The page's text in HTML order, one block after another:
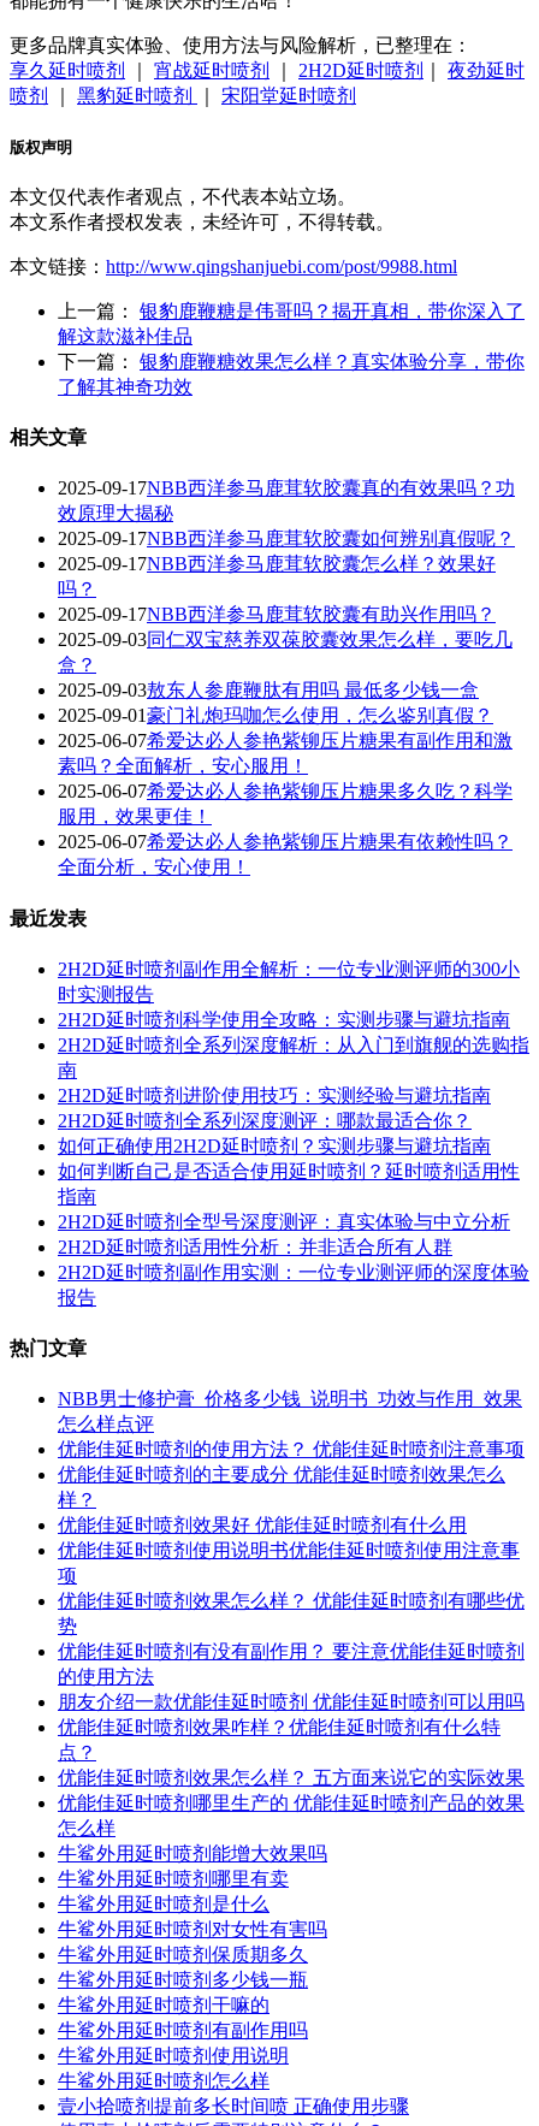
更多品牌真实体验、使用方法与风险解析，已整理在：
享久延时喷剂
宵战延时喷剂 2H2D延时喷剂
夜劲延时
喷剂
黑豹延时喷剂 宋阳堂延时喷剂
版权声明
本文仅代表作者观点，不代表本站立场。
本文系作者授权发表，未经许可，不得转载。
本文链接： http://www.qingshanjuebi.com/post/9988.html
上一篇： 银豹鹿鞭糖是伟哥吗？揭开真相，带你深入了
解这款滋补佳品
下一篇： 银豹鹿鞭糖效果怎么样？真实体验分享，带你
了解其神奇功效
相关文章
2025-09-17NBB西洋参马鹿茸软胶囊真的有效果吗？功
效原理大揭秘
2025-09-17NBB西洋参马鹿茸软胶囊如何辨别真假呢？
2025-09-17‌NBB西洋参马鹿茸软胶囊怎么样？效果好
吗？‌
2025-09-17NBB西洋参马鹿茸软胶囊有助兴作用吗？
2025-09-03同仁双宝慈养双葆胶囊效果怎么样，要吃几
盒？
2025-09-03敖东人参鹿鞭肽有用吗 最低多少钱一盒
2025-09-01豪门礼炮玛咖怎么使用，怎么鉴别真假？
2025-06-07希爱达必人参艳紫铆压片糖果有副作用和激
素吗？全面解析，安心服用！
2025-06-07希爱达必人参艳紫铆压片糖果多久吃？科学
服用，效果更佳！
2025-06-07希爱达必人参艳紫铆压片糖果有依赖性吗？
全面分析，安心使用！
最近发表
2H2D延时喷剂副作用全解析：一位专业测评师的300小
时实测报告
2H2D延时喷剂科学使用全攻略：实测步骤与避坑指南
2H2D延时喷剂全系列深度解析：从入门到旗舰的选购指
南
2H2D延时喷剂进阶使用技巧：实测经验与避坑指南
2H2D延时喷剂全系列深度测评：哪款最适合你？
如何正确使用2H2D延时喷剂？实测步骤与避坑指南
如何判断自己是否适合使用延时喷剂？延时喷剂适用性
指南
2H2D延时喷剂全型号深度测评：真实体验与中立分析
2H2D延时喷剂适用性分析：并非适合所有人群
2H2D延时喷剂副作用实测：一位专业测评师的深度体验
报告
热门文章
NBB男士修护膏_价格多少钱_说明书_功效与作用_效果
怎么样点评
优能佳延时喷剂的使用方法？ 优能佳延时喷剂注意事项
优能佳延时喷剂的主要成分 优能佳延时喷剂效果怎么
样？
优能佳延时喷剂效果好 优能佳延时喷剂有什么用
优能佳延时喷剂使用说明书优能佳延时喷剂使用注意事
项
优能佳延时喷剂效果怎么样？ 优能佳延时喷剂有哪些优
势
优能佳延时喷剂有没有副作用？ 要注意优能佳延时喷剂
的使用方法
朋友介绍一款优能佳延时喷剂 优能佳延时喷剂可以用吗
优能佳延时喷剂效果咋样？优能佳延时喷剂有什么特
点？
优能佳延时喷剂效果怎么样？ 五方面来说它的实际效果
优能佳延时喷剂哪里生产的 优能佳延时喷剂产品的效果
怎么样
牛鲨外用延时喷剂能增大效果吗
牛鲨外用延时喷剂哪里有卖
牛鲨外用延时喷剂是什么
牛鲨外用延时喷剂对女性有害吗
牛鲨外用延时喷剂保质期多久
牛鲨外用延时喷剂多少钱一瓶
牛鲨外用延时喷剂干嘛的
牛鲨外用延时喷剂有副作用吗
牛鲨外用延时喷剂使用说明
牛鲨外用延时喷剂怎么样
壹小拾喷剂提前多长时间喷 正确使用步骤